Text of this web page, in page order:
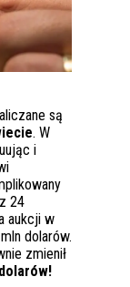
są
. W
i
24
aukcji w
dolarów.
zmienił